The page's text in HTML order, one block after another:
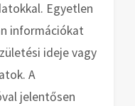
Egyetlen
információkat
ideje vagy
A
jelentősen